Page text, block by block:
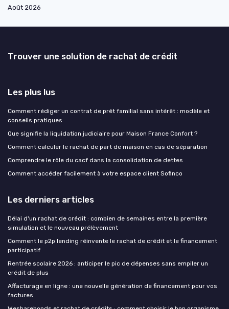
Août 2026
Trouver une solution de rachat de crédit
Les plus lus
Comment rédiger un contrat de prêt familial sans intérêt : modèle et
conseils pratiques
Que signifie la liquidation judiciaire pour Maison France Confort ?
Comment calculer le rachat de part de maison en cas de séparation
Comprendre le rôle du cacf dans la consolidation de dettes
Comment accéder facilement à votre espace client Sofinco
Les derniers articles
Délai d'un rachat de crédit : combien de semaines entre la première
simulation et le nouveau prélèvement
Comment le p2p lending réinvente le rachat de crédit et le financement
participatif
Rentrée scolaire 2026 : anticiper le pic de dépenses sans empiler un
crédit de plus
Affacturage en ligne : une nouvelle génération de financement pour vos
factures